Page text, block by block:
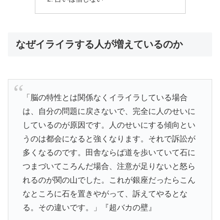
なぜイライラする人が増えているのか
「脳の特性とは関係なくイライラしている場合
は、自分の問題に戻さないで、完全に人のせいに
しているのが原因です。人のせいにする傾向とい
うのは都会になると強くなります。それで訴訟が
多くなるのです。田舎ならば道を歩いていて石に
つまづいてころんだ場合、注意が足りないと怒ら
れるのが関の山でした。これが銀座だったらこん
なところに石を置きやがって、訴えてやるとな
る。その違いです。」『超バカの壁』